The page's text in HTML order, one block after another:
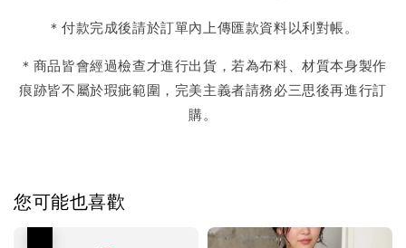
＊付款完成後請於訂單內上傳匯款資料以利對帳。
＊商品皆會經過檢查才進行出貨，若為布料、材質本身製作
痕跡皆不屬於瑕疵範圍，完美主義者請務必三思後再進行訂
購。
您可能也喜歡